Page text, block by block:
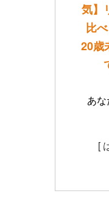
気】
比
20歳
あ
[